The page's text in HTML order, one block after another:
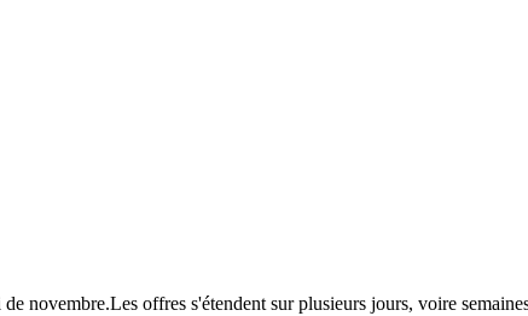
novembre.Les offres s'étendent sur plusieurs jours, voire